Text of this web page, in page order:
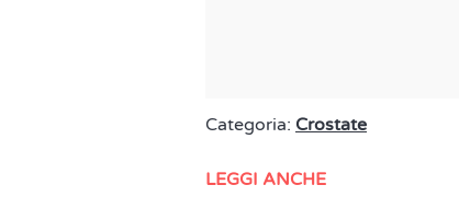
Categoria: Crostate
LEGGI ANCHE